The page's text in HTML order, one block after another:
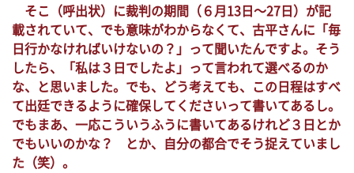
そこ（呼出状）に裁判の期間（６月13日～27日）が記
載されていて、でも意味がわからなくて、古平さんに「毎
日行かなければいけないの？」って聞いたんですよ。そう
したら、「私は３日でしたよ」って言われて選べるのか
な、と思いました。でも、どう考えても、この日程はすべ
て出廷できるように確保してくださいって書いてあるし。
でもまあ、一応こういうふうに書いてあるけれど３日とか
でもいいのかな？ とか、自分の都合でそう捉えていまし
た（笑）。